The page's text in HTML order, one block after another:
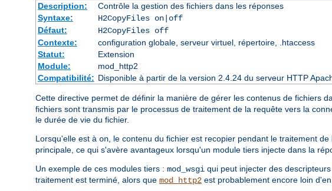
Description:
Contrôle la gestion des fichiers dans les réponses
Syntaxe:
H2CopyFiles on|off
Défaut:
H2CopyFiles off
Contexte:
configuration globale, serveur virtuel, répertoire, .htaccess
Statut:
Extension
Module:
mod_http2
Compatibilité: Disponible à partir de la version 2.4.24 du serveur HTTP
Cette directive permet de définir la manière de gérer les contenus de fichiers
fichiers sont transmis par le processus de traitement de la requête vers la
le durée de vie du fichier.
Lorsqu'elle est à on , le contenu du fichier est recopier pendant le traitement
principale, ce qui s'avère avantageux lorsqu'un module tiers injecte dans la
Un exemple de ces modules tiers : mod_wsgi qui peut injecter des
traitement est terminé, alors que mod_http2 est probablement encore loin